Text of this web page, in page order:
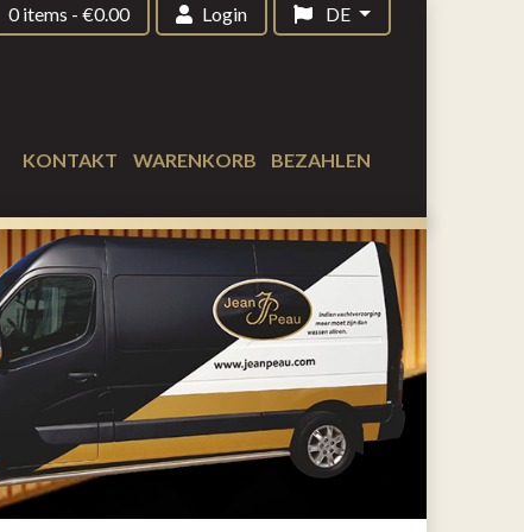
0 items -€0.00 Login DE
KONTAKT WARENKORB BEZAHLEN